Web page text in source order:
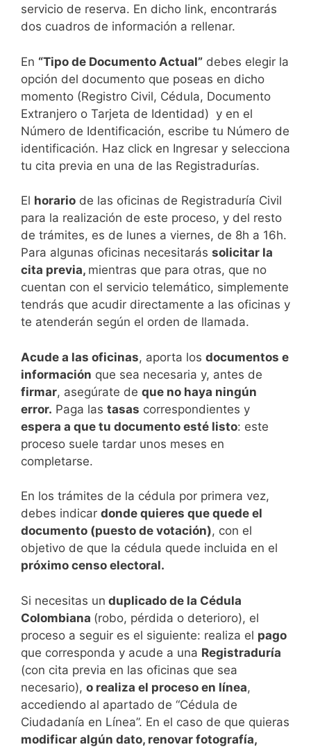
servicio de reserva. En dicho link, encontrarás
dos cuadros de información a rellenar.
En “Tipo de Documento Actual” debes elegir la
opción del documento que poseas en dicho
momento (Registro Civil, Cédula, Documento
Extranjero o Tarjeta de Identidad) y en el
Número de Identificación, escribe tu Número de
identificación. Haz click en Ingresar y selecciona
tu cita previa en una de las Registradurías.
El horario de las oficinas de Registraduría Civil
para la realización de este proceso, y del resto
de trámites, es de lunes a viernes, de 8h a 16h.
Para algunas oficinas necesitarás solicitar la
cita previa, mientras que para otras, que no
cuentan con el servicio telemático, simplemente
tendrás que acudir directamente a las oficinas y
te atenderán según el orden de llamada.
Acude a las oficinas, aporta los documentos e
información que sea necesaria y, antes de
firmar, asegúrate de que no haya ningún
error. Paga las tasas correspondientes y
espera a que tu documento esté listo: este
proceso suele tardar unos meses en
completarse.
En los trámites de la cédula por primera vez,
debes indicar donde quieres que quede el
documento (puesto de votación), con el
objetivo de que la cédula quede incluida en el
próximo censo electoral.
Si necesitas un duplicado de la Cédula
Colombiana (robo, pérdida o deterioro), el
proceso a seguir es el siguiente: realiza el pago
que corresponda y acude a una Registraduría
(con cita previa en las oficinas que sea
necesario), o realiza el proceso en línea,
accediendo al apartado de “Cédula de
Ciudadanía en Línea”. En el caso de que quieras
modificar algún dato, renovar fotografía,